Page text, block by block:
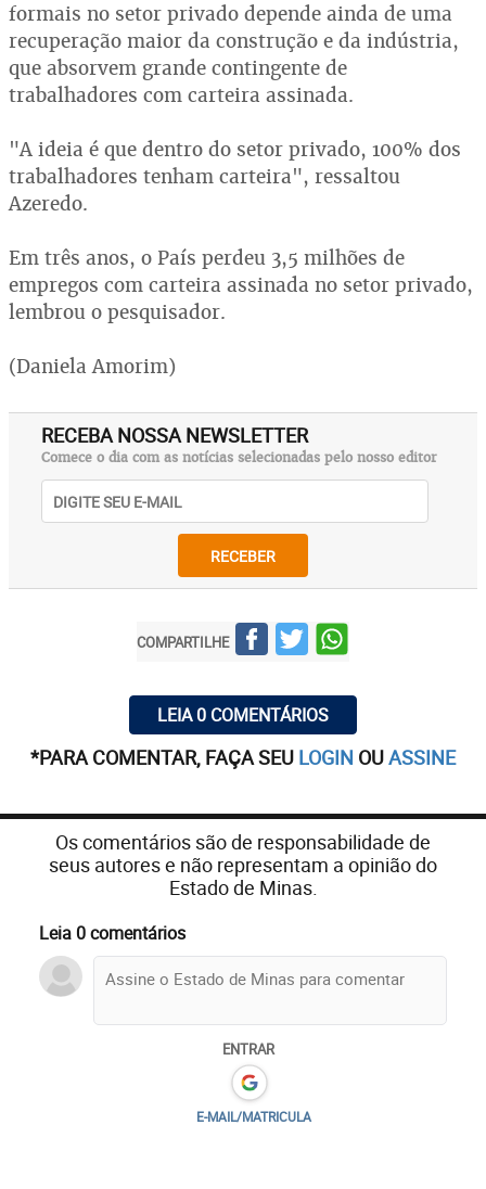
formais no setor privado depende ainda de uma
recuperação maior da construção e da indústria,
que absorvem grande contingente de
trabalhadores com carteira assinada.
"A ideia é que dentro do setor privado, 100% dos
trabalhadores tenham carteira", ressaltou
Azeredo.
Em três anos, o País perdeu 3,5 milhões de
empregos com carteira assinada no setor privado,
lembrou o pesquisador.
(Daniela Amorim)
RECEBA NOSSA NEWSLETTER
Comece o dia com as notícias selecionadas pelo nosso editor
RECEBER
COMPARTILHE
LEIA 0 COMENTÁRIOS
*PARA COMENTAR, FAÇA SEU LOGIN OUASSINE
Os comentários são de responsabilidade de
seus autores e não representam a opinião do
Estado de Minas.
Leia 0 comentários
ENTRAR
E-MAIL/MATRICULA